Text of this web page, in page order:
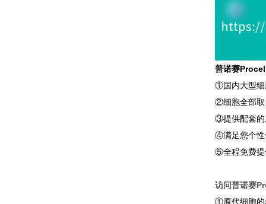
普诺赛
①国内大型细
②细胞全部取
③提供配套的
④满足您个性
⑤全程免费提
访问普诺赛
①原代细胞的